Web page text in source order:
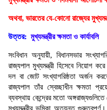
অথবা, ভারতের যে-কোনো রাজ্যের
উত্তর: মুখ্যমন্ত্রীর ক্ষমতা ও কার্যাবলি
সংবিধান অনুযায়ী, বিধানসভার
রাজ্যপাল মুখ্যমন্ত্রী হিসেবে নিয়োগ
দল বা জোট সংখ্যাগরিষ্ঠতা অর্জন
রাজ্যপাল তাঁর স্বেচ্ছাধীন ক্ষমতা
ব্যবস্থায় কেন্দ্রের মতো
মুখ্যমন্ত্রীর ভূমিকা অত্যন্ত গুরুত্বপূর্ণ।